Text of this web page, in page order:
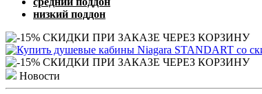
низкий поддон
Новости